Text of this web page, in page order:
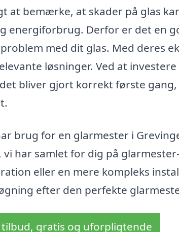
at bemærke, at skader på glas
energiforbrug. Derfor er det en
med dit glas. Med deres
løsninger. Ved at
bliver gjort korrekt første
brug for en glarmester i
vi har samlet for dig på
eller en mere kompleks
efter den perfekte
gratis og uforpligtende